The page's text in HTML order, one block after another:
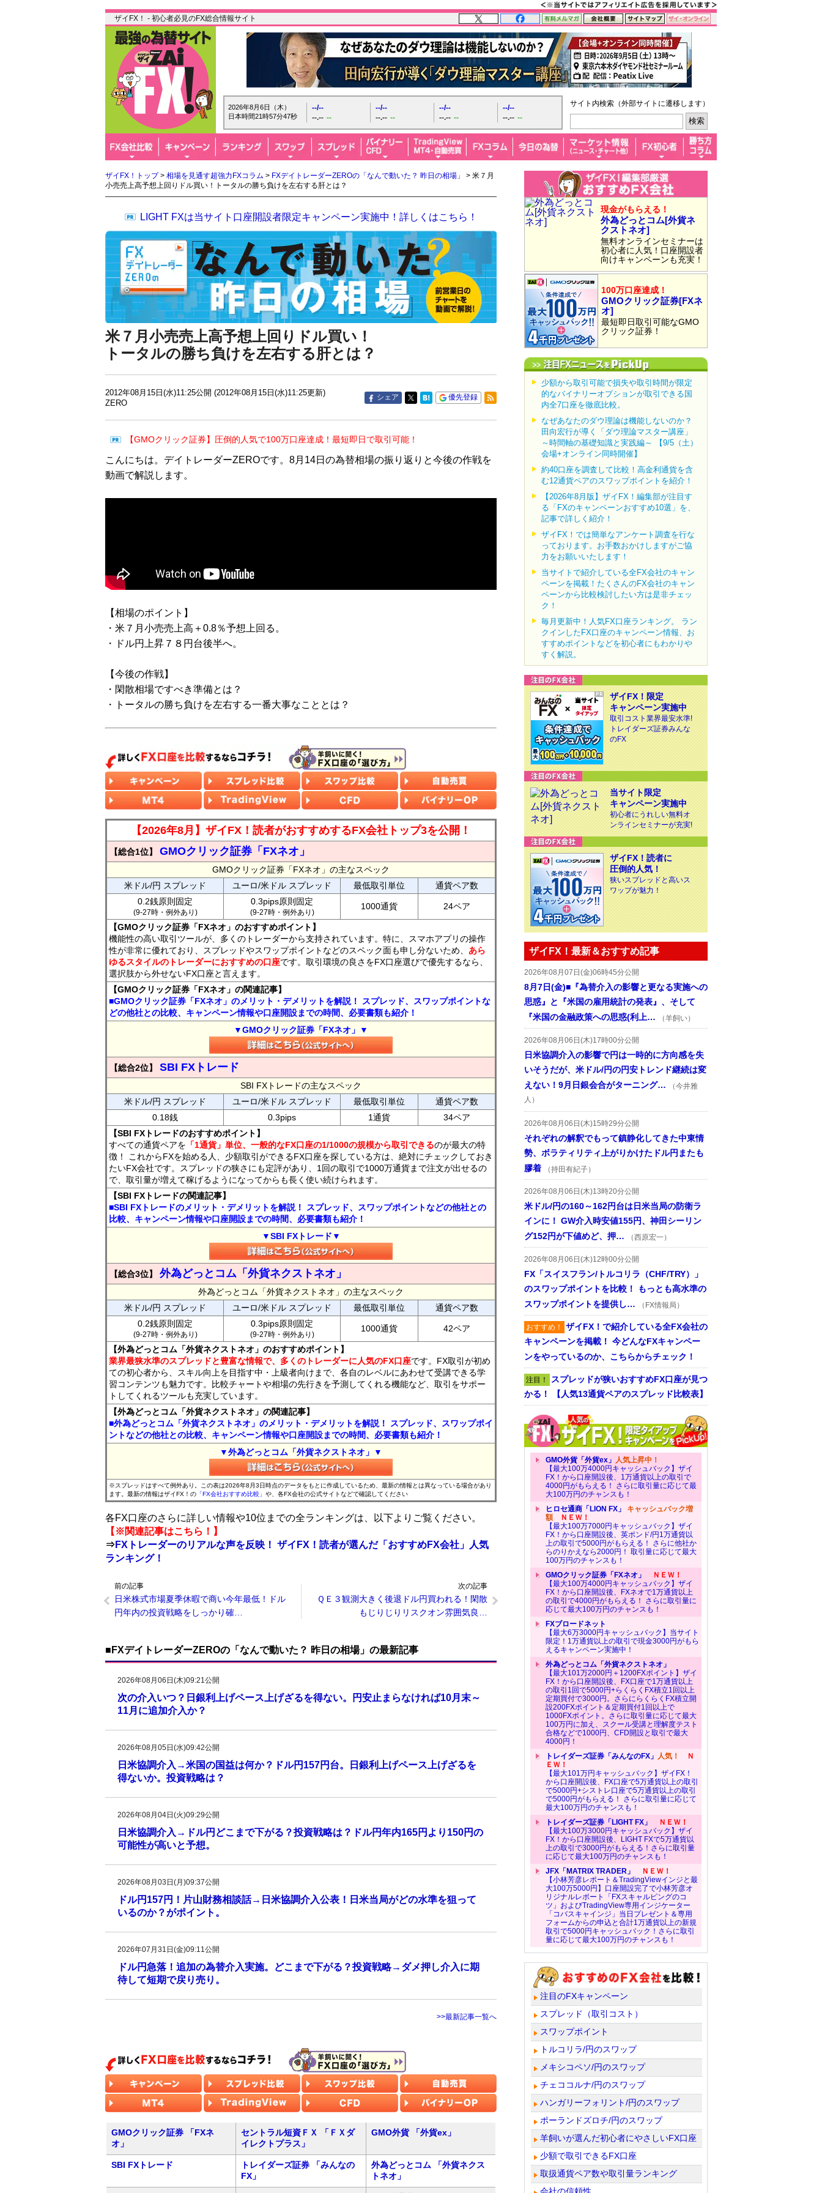
ザイFX！ - 初心者必見のFX総合情報サイト
2026年8月6日（木）
日本時間21時57分48秒
--/--
--.-- --
--/--
--.-- --
--/--
--.-- --
--/--
--.-- --
サイト内検索（外部サイトに遷移します）
ザイFX！トップ> 相場を見通す超強力FXコラム > FXデイトレーダーZEROの「なんで動いた？ 昨日の相場」
> 米７月
小売売上高予想上回りドル買い！トータルの勝ち負けを左右する肝とは？
LIGHT FXは当サイト口座開設者限定キャンペーン実施中！詳しくはこちら！
米７月小売売上高予想上回りドル買い！
トータルの勝ち負けを左右する肝とは？
2012年08月15日(水)11:25公開 (2012年08月15日(水)11:25更新)
ZERO
シェア 優先登録
【GMOクリック証券】圧倒的人気で100万口座達成！最短即日で取引可能！
こんにちは。デイトレーダーZEROです。8月14日の為替相場の振り返りと今後の作戦を
動画で解説します。
【相場のポイント】
・米７月小売売上高＋0.8％予想上回る。
・ドル円上昇７８円台後半へ。
【今後の作戦】
・閑散相場ですべき準備とは？
・トータルの勝ち負けを左右する一番大事なこととは？
【2026年8月】ザイFX！読者がおすすめするFX会社トップ3を公開！
【総合1位】 GMOクリック証券「FXネオ」
GMOクリック証券「FXネオ」の主なスペック
米ドル/円 スプレッド
ユーロ/米ドル スプレッド 最低取引単位
通貨ペア数
0.2銭原則固定
(9-27時・例外あり)
0.3pips原則固定
(9-27時・例外あり)
1000通貨 24ペア
【GMOクリック証券「FXネオ」のおすすめポイント】
機能性の高い取引ツールが、多くのトレーダーから支持されています。特に、スマホアプリの操作
性が非常に優れており、スプレッドやスワップポイントなどのスペック面も申し分ないため、 あら
ゆるスタイルのトレーダーにおすすめの口座です。取引環境の良さをFX口座選びで優先するなら、
選択肢から外せないFX口座と言えます。
【GMOクリック証券「FXネオ」の関連記事】
■GMOクリック証券「FXネオ」のメリット・デメリットを解説！ スプレッド、スワップポイントな
どの他社との比較、キャンペーン情報や口座開設までの時間、必要書類も紹介！
▼GMOクリック証券「FXネオ」▼
【総合2位】 SBI FXトレード
SBI FXトレードの主なスペック
米ドル/円 スプレッド
ユーロ/米ドル スプレッド 最低取引単位
通貨ペア数
0.18銭
0.3pips 1通貨
34ペア
【SBI FXトレードのおすすめポイント】
すべての通貨ペアを 「1通貨」単位、一般的なFX口座の1/1000の規模から取引できるのが最大の特
徴！ これからFXを始める人、少額取引ができるFX口座を探している方は、絶対にチェックしておき
たいFX会社です。スプレッドの狭さにも定評があり、1回の取引で1000万通貨まで注文が出せるの
で、取引量が増えて稼げるようになってからも長く使い続けられます。
【SBI FXトレードの関連記事】
■SBI FXトレードのメリット・デメリットを解説！ スプレッド、スワップポイントなどの他社との
比較、キャンペーン情報や口座開設までの時間、必要書類も紹介！
▼SBI FXトレード▼
【総合3位】 外為どっとコム「外貨ネクストネオ」
外為どっとコム「外貨ネクストネオ」の主なスペック
米ドル/円 スプレッド
ユーロ/米ドル スプレッド 最低取引単位
通貨ペア数
0.2銭原則固定
(9-27時・例外あり)
0.3pips原則固定
(9-27時・例外あり)
1000通貨 42ペア
【外為どっとコム「外貨ネクストネオ」のおすすめポイント】
業界最狭水準のスプレッドと豊富な情報で、多くのトレーダーに人気のFX口座です。FX取引が初め
ての初心者から、スキル向上を目指す中・上級者向けまで、各自のレベルにあわせて受講できる学
習コンテンツも魅力です。比較チャートや相場の先行きを予測してくれる機能など、取引をサポー
トしてくれるツールも充実しています。
【外為どっとコム「外貨ネクストネオ」の関連記事】
■外為どっとコム「外貨ネクストネオ」のメリット・デメリットを解説！ スプレッド、スワップポイ
ントなどの他社との比較、キャンペーン情報や口座開設までの時間、必要書類も紹介！
▼外為どっとコム「外貨ネクストネオ」▼
※スプレッドはすべて例外あり。この表は2026年8月3日時点のデータをもとに作成しているため、最新の情報とは異なっている場合があり
ます。最新の情報はザイFX！の 「FX会社おすすめ比較」 や、各FX会社の公式サイトなどで確認してください
各FX口座のさらに詳しい情報や10位までの全ランキングは、以下よりご覧ください。
【※関連記事はこちら！】
⇒FXトレーダーのリアルな声を反映！ ザイFX！読者が選んだ「おすすめFX会社」人気
ランキング！
前の記事
日米株式市場夏季休暇で商い今年最低！ドル
円年内の投資戦略をしっかり確…
次の記事
ＱＥ３観測大きく後退ドル円買われる！閑散
もじりじりリスクオン雰囲気良…
■FXデイトレーダーZEROの「なんで動いた？ 昨日の相場」の最新記事
2026年08月06日(木)09:21公開
次の介入いつ？日銀利上げペース上げざるを得ない。円安止まらなければ10月末～
11月に追加介入か？
2026年08月05日(水)09:42公開
日米協調介入→米国の国益は何か？ドル円157円台。日銀利上げペース上げざるを
得ないか。投資戦略は？
2026年08月04日(火)09:29公開
日米協調介入→ドル円どこまで下がる？投資戦略は？ドル円年内165円より150円の
可能性が高いと予想。
2026年08月03日(月)09:37公開
ドル円157円！片山財務相談話→日米協調介入公表！日米当局がどの水準を狙って
いるのか？がポイント。
2026年07月31日(金)09:11公開
ドル円急落！追加の為替介入実施。どこまで下がる？投資戦略→ダメ押し介入に期
待して短期で戻り売り。
>>最新記事一覧へ
GMOクリック証券 「FXネ
オ」
セントラル短資ＦＸ 「ＦＸダ
イレクトプラス」
GMO外貨 「外貨ex」
SBI FXトレード
トレイダーズ証券 「みんなの
FX」
外為どっとコム 「外貨ネクス
トネオ」
現金がもらえる！
外為どっとコム[外貨ネ
クストネオ]
無料オンラインセミナーは
初心者に人気！口座開設者
向けキャンペーンも充実！
100万口座達成！
GMOクリック証券[FXネ
オ]
最短即日取引可能なGMO
クリック証券！
少額から取引可能で損失や取引時間が限定
的なバイナリーオプションが取引できる国
内全7口座を徹底比較。
なぜあなたのダウ理論は機能しないのか？
田向宏行が導く「ダウ理論マスター講座」
～時間軸の基礎知識と実践編～ 【9/5（土）
会場+オンライン同時開催】
約40口座を調査して比較！高金利通貨を含
む12通貨ペアのスワップポイントを紹介！
【2026年8月版】ザイFX！編集部が注目す
る「FXのキャンペーンおすすめ10選」を、
記事で詳しく紹介！
ザイFX！では簡単なアンケート調査を行な
っております。お手数おかけしますがご協
力をお願いいたします！
当サイトで紹介している全FX会社のキャン
ペーンを掲載！たくさんのFX会社のキャン
ペーンから比較検討したい方は是非チェッ
ク！
毎月更新中！人気FX口座ランキング。 ラン
クインしたFX口座のキャンペーン情報、お
すすめポイントなどを初心者にもわかりや
すく解説。
ザイFX！限定
キャンペーン実施中
取引コスト業界最安水準!
トレイダーズ証券みんな
のFX
当サイト限定
キャンペーン実施中
初心者にうれしい無料オ
ンラインセミナーが充実!
ザイFX！読者に
圧倒的人気！
狭いスプレッドと高いス
ワップが魅力！
ザイFX！最新＆おすすめ記事
2026年08月07日(金)06時45分公開
8月7日(金)■『為替介入の影響と更なる実施への
思惑』と『米国の雇用統計の発表』、そして
『米国の金融政策への思惑(利上…
（羊飼い）
2026年08月06日(木)17時00分公開
日米協調介入の影響で円は一時的に方向感を失
いそうだが、米ドル/円の円安トレンド継続は変
えない！9月日銀会合がターニング…
（今井雅
人）
2026年08月06日(木)15時29分公開
それぞれの解釈でもって鎮静化してきた中東情
勢、ボラティリティ上がりかけたドル円またも
膠着
（持田有紀子）
2026年08月06日(木)13時20分公開
米ドル/円の160～162円台は日米当局の防衛ラ
インに！ GW介入時安値155円、神田シーリン
グ152円が下値めど、押…
（西原宏一）
2026年08月06日(木)12時00分公開
FX「スイスフラン/トルコリラ（CHF/TRY）」
のスワップポイントを比較！ もっとも高水準の
スワップポイントを提供し…
（FX情報局）
おすすめ！ ザイFX！で紹介している全FX会社の
キャンペーンを掲載！ 今どんなFXキャンペー
ンをやっているのか、こちらからチェック！
注目！ スプレッドが狭いおすすめFX口座が見つ
かる！ 【人気13通貨ペアのスプレッド比較表】
GMO外貨「外貨ex」 人気上昇中！
【最大100万4000円キャッシュバック】ザイ
FX！から口座開設後、1万通貨以上の取引で
4000円がもらえる！ さらに取引量に応じて最
大100万円のチャンスも！
ヒロセ通商「LION FX」 キャッシュバック増
額ＮＥＷ！
【最大100万7000円キャッシュバック】ザイ
FX！から口座開設後、英ポンド/円1万通貨以
上の取引で5000円がもらえる！ さらに他社か
らのりかえなら2000円！ 取引量に応じて最大
100万円のチャンスも！
GMOクリック証券「FXネオ」
ＮＥＷ！
【最大100万4000円キャッシュバック】ザイ
FX！から口座開設後、FXネオで1万通貨以上
の取引で4000円がもらえる！ さらに取引量に
応じて最大100万円のチャンスも！
FXブロードネット
【最大6万3000円キャッシュバック】当サイト
限定！1万通貨以上の取引で現金3000円がもら
えるキャンペーン実施中！
外為どっとコム「外貨ネクストネオ」
【最大101万2000円＋1200FXポイント】ザイ
FX！から口座開設後、FX口座で1万通貨以上
の取引1回で5000円+らくらくFX積立1回以上
定期買付で3000円。さらにらくらくFX積立開
設200FXポイント＆定期買付1回以上で
1000FXポイント。さらに取引量に応じて最大
100万円に加え、スクール受講と理解度テスト
合格などで1000円、CFD開設と取引で最大
4000円！
トレイダーズ証券「みんなのFX」 人気！
Ｎ
ＥＷ！
【最大101万円キャッシュバック】ザイFX！
から口座開設後、FX口座で5万通貨以上の取引
で5000円+シストレ口座で5万通貨以上の取引
で5000円がもらえる！ さらに取引量に応じて
最大100万円のチャンスも！
トレイダーズ証券「LIGHT FX」
ＮＥＷ！
【最大100万3000円キャッシュバック】ザイ
FX！から口座開設後、LIGHT FXで5万通貨以
上の取引で3000円がもらえる！さらに取引量
に応じて最大100万円のチャンスも！
JFX「MATRIX TRADER」
ＮＥＷ！
【小林芳彦レポート＆TradingViewインジと最
大100万5000円】口座開設完了で小林芳彦オ
リジナルレポート「FXスキャルピングのコ
ツ」およびTradingView専用インジケーター
「コバスキャインジ」当日プレゼント＆専用
フォームからの申込と合計1万通貨以上の新規
取引で5000円キャッシュバック！さらに取引
量に応じて最大100万円のチャンスも！
注目のFXキャンペーン
スプレッド（取引コスト）
スワップポイント
トルコリラ/円のスワップ
メキシコペソ/円のスワップ
チェココルナ/円のスワップ
ハンガリーフォリント/円のスワップ
ポーランドズロチ/円のスワップ
羊飼いが選んだ初心者にやさしいFX口座
少額で取引できるFX口座
取扱通貨ペア数や取引量ランキング